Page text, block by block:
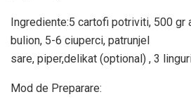
Ingrediente:5 cartofi potriviti, 500 gr
bulion, 5-6 ciuperci, patrunjel
sare, piper,delikat (optional) , 3
Mod de Preparare: